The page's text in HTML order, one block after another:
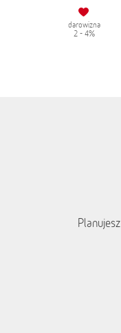
darowizna
2 - 4%
Planujesz